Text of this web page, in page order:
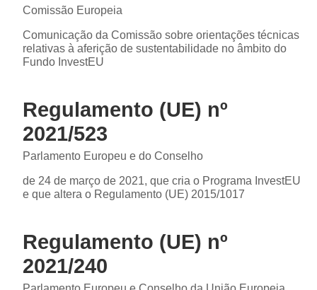
Comissão Europeia
Comunicação da Comissão sobre orientações técnicas
relativas à aferição de sustentabilidade no âmbito do
Fundo InvestEU
Regulamento (UE) nº
2021/523
Parlamento Europeu e do Conselho
de 24 de março de 2021, que cria o Programa InvestEU
e que altera o Regulamento (UE) 2015/1017
Regulamento (UE) nº
2021/240